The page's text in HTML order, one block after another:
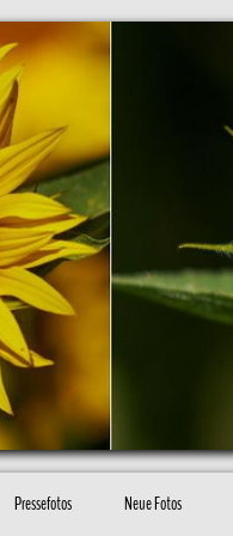
Pressefotos Neue Fotos